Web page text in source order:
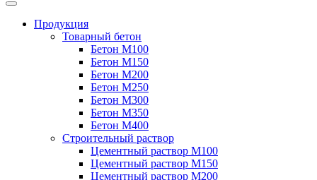
Продукция
Товарный бетон
Бетон М100
Бетон М150
Бетон М200
Бетон М250
Бетон М300
Бетон М350
Бетон М400
Строительный раствор
Цементный раствор М100
Цементный раствор М150
Цементный раствор М200